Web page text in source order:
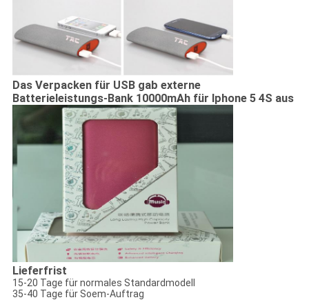
Das Verpacken für USB gab externe
Batterieleistungs-Bank 10000mAh für Iphone 5 4S aus
Lieferfrist
15-20 Tage für normales Standardmodell
35-40 Tage für Soem-Auftrag